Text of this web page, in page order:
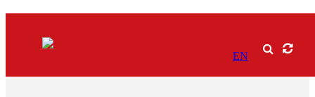
EN